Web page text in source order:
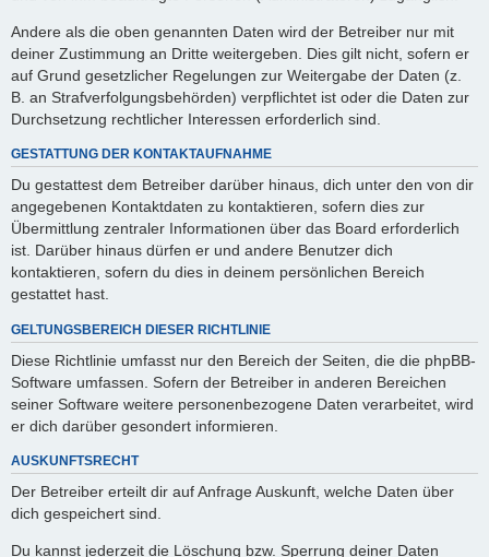
Andere als die oben genannten Daten wird der Betreiber nur mit
deiner Zustimmung an Dritte weitergeben. Dies gilt nicht, sofern er
auf Grund gesetzlicher Regelungen zur Weitergabe der Daten (z.
B. an Strafverfolgungsbehörden) verpflichtet ist oder die Daten zur
Durchsetzung rechtlicher Interessen erforderlich sind.
GESTATTUNG DER KONTAKTAUFNAHME
Du gestattest dem Betreiber darüber hinaus, dich unter den von dir
angegebenen Kontaktdaten zu kontaktieren, sofern dies zur
Übermittlung zentraler Informationen über das Board erforderlich
ist. Darüber hinaus dürfen er und andere Benutzer dich
kontaktieren, sofern du dies in deinem persönlichen Bereich
gestattet hast.
GELTUNGSBEREICH DIESER RICHTLINIE
Diese Richtlinie umfasst nur den Bereich der Seiten, die die phpBB-
Software umfassen. Sofern der Betreiber in anderen Bereichen
seiner Software weitere personenbezogene Daten verarbeitet, wird
er dich darüber gesondert informieren.
AUSKUNFTSRECHT
Der Betreiber erteilt dir auf Anfrage Auskunft, welche Daten über
dich gespeichert sind.
Du kannst jederzeit die Löschung bzw. Sperrung deiner Daten